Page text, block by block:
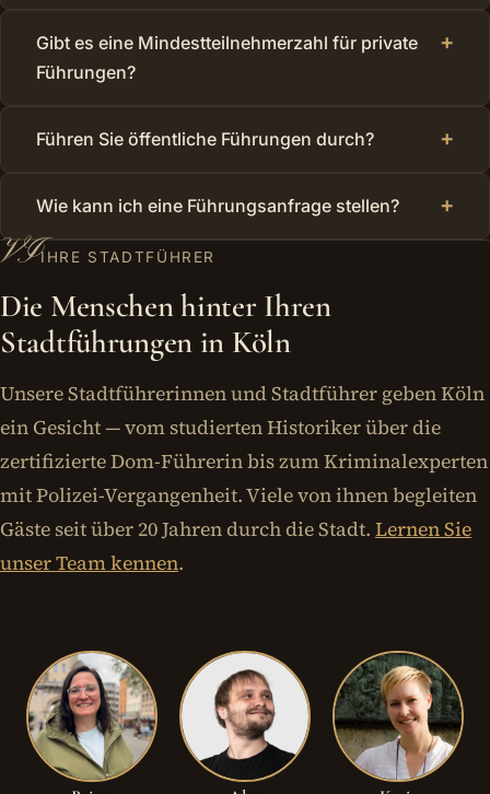
Gibt es eine Mindestteilnehmerzahl für private
Führungen?
+
Führen Sie öffentliche Führungen durch? +
Wie kann ich eine Führungsanfrage stellen? +
VIIHRE STADTFÜHRER
Die Menschen hinter Ihren
Stadtführungen in Köln
Unsere Stadtführerinnen und Stadtführer geben Köln
ein Gesicht — vom studierten Historiker über die
zertifizierte Dom-Führerin bis zum Kriminalexperten
mit Polizei-Vergangenheit. Viele von ihnen begleiten
Gäste seit über 20 Jahren durch die Stadt. Lernen Sie
unser Team kennen.